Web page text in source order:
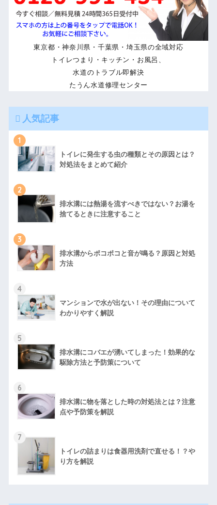
東京都・神奈川県・千葉県・埼玉県の全域対応
トイレつまり・キッチン・お風呂、
水道のトラブル即解決
たうん水道修理センター
人気記事
1
トイレに発生する虫の種類とその原因とは？
対処法をまとめて紹介
2
排水溝には熱湯を流すべきではない？お湯を
捨てるときに注意すること
3
排水溝からポコポコと音が鳴る？原因と対処
方法
4
マンションで水が出ない！その理由について
わかりやすく解説
5
排水溝にコバエが湧いてしまった！効果的な
駆除方法と予防策について
6
排水溝に物を落とした時の対処法とは？注意
点や予防策を解説
7
トイレの詰まりは食器用洗剤で直せる！？や
り方を解説